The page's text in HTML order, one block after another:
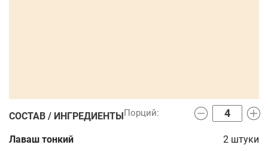
СОСТАВ / ИНГРЕДИЕНТЫ
Лаваш тонкий 2 штуки